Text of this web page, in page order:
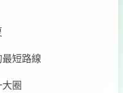
短路線
圈